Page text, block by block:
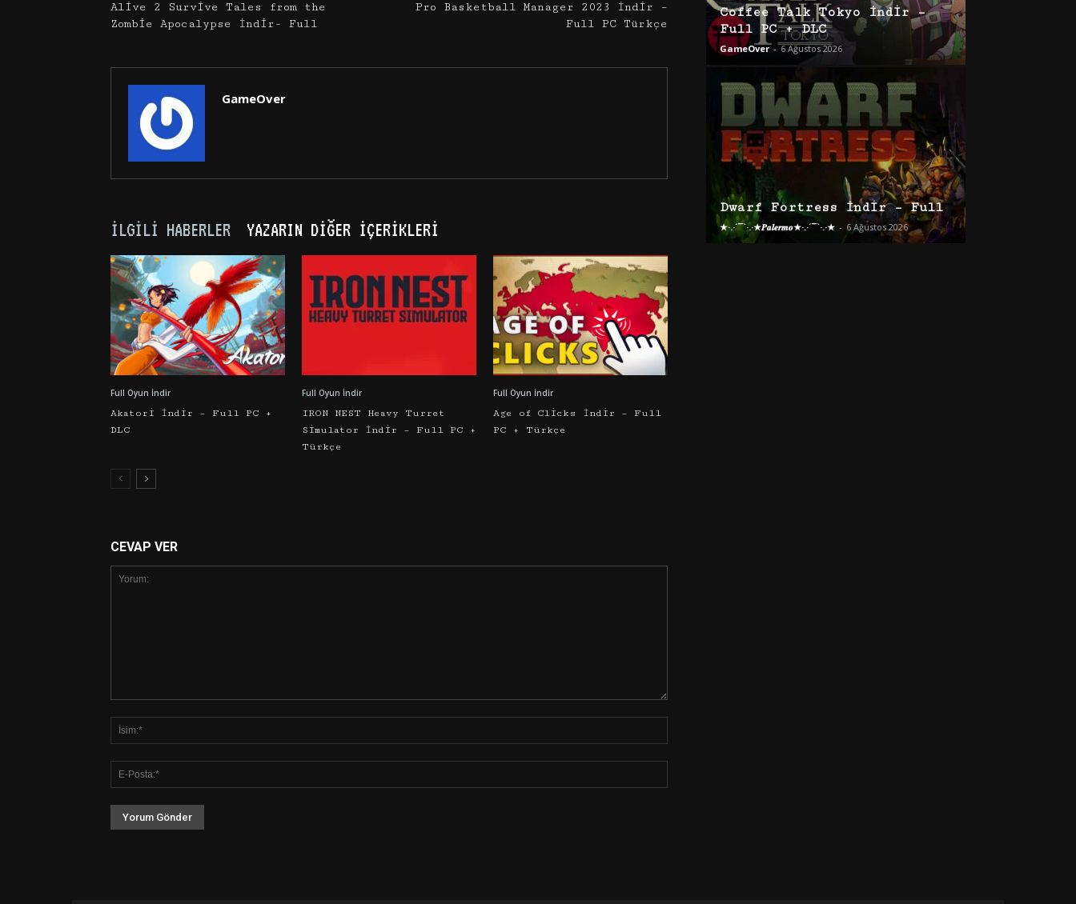
Alive 2 Survive Tales from the
Zombie Apocalypse İndir- Full
Pro Basketball Manager 2023 İndir –
Full PC Türkçe
GameOver
İLGILI HABERLER YAZARIN DIĞER İÇERIKLERI
Full Oyun İndir
Akatori İndir – Full PC +
DLC
Full Oyun İndir
IRON NEST Heavy Turret
Simulator İndir – Full PC +
Türkçe
Full Oyun İndir
Age of Clicks İndir – Full
PC + Türkçe
CEVAP VER
Coffee Talk Tokyo İndir –
Full PC + DLC
GameOver - 6 Ağustos 2026
Dwarf Fortress İndir – Full
★·.·´¯`·.·★𝑷𝒂𝒍𝒆𝒓𝒎𝒐★·.·´¯`·.·★ - 6 Ağustos 2026